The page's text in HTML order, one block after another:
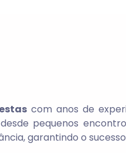
com anos de
pequenos
garantindo o